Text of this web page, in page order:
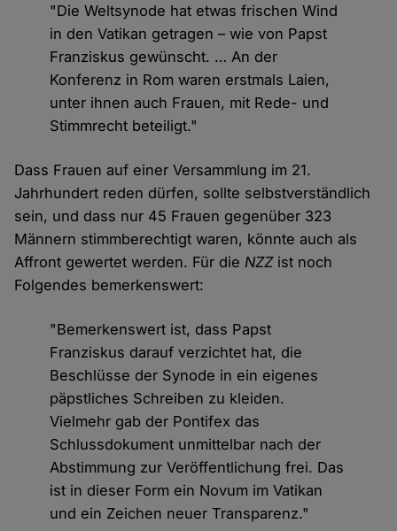
"Die Weltsynode hat etwas frischen Wind
in den Vatikan getragen – wie von Papst
Franziskus gewünscht. … An der
Konferenz in Rom waren erstmals Laien,
unter ihnen auch Frauen, mit Rede- und
Stimmrecht beteiligt."
Dass Frauen auf einer Versammlung im 21.
Jahrhundert reden dürfen, sollte selbstverständlich
sein, und dass nur 45 Frauen gegenüber 323
Männern stimmberechtigt waren, könnte auch als
Affront gewertet werden. Für die NZZist noch
Folgendes bemerkenswert:
"Bemerkenswert ist, dass Papst
Franziskus darauf verzichtet hat, die
Beschlüsse der Synode in ein eigenes
päpstliches Schreiben zu kleiden.
Vielmehr gab der Pontifex das
Schlussdokument unmittelbar nach der
Abstimmung zur Veröffentlichung frei. Das
ist in dieser Form ein Novum im Vatikan
und ein Zeichen neuer Transparenz."